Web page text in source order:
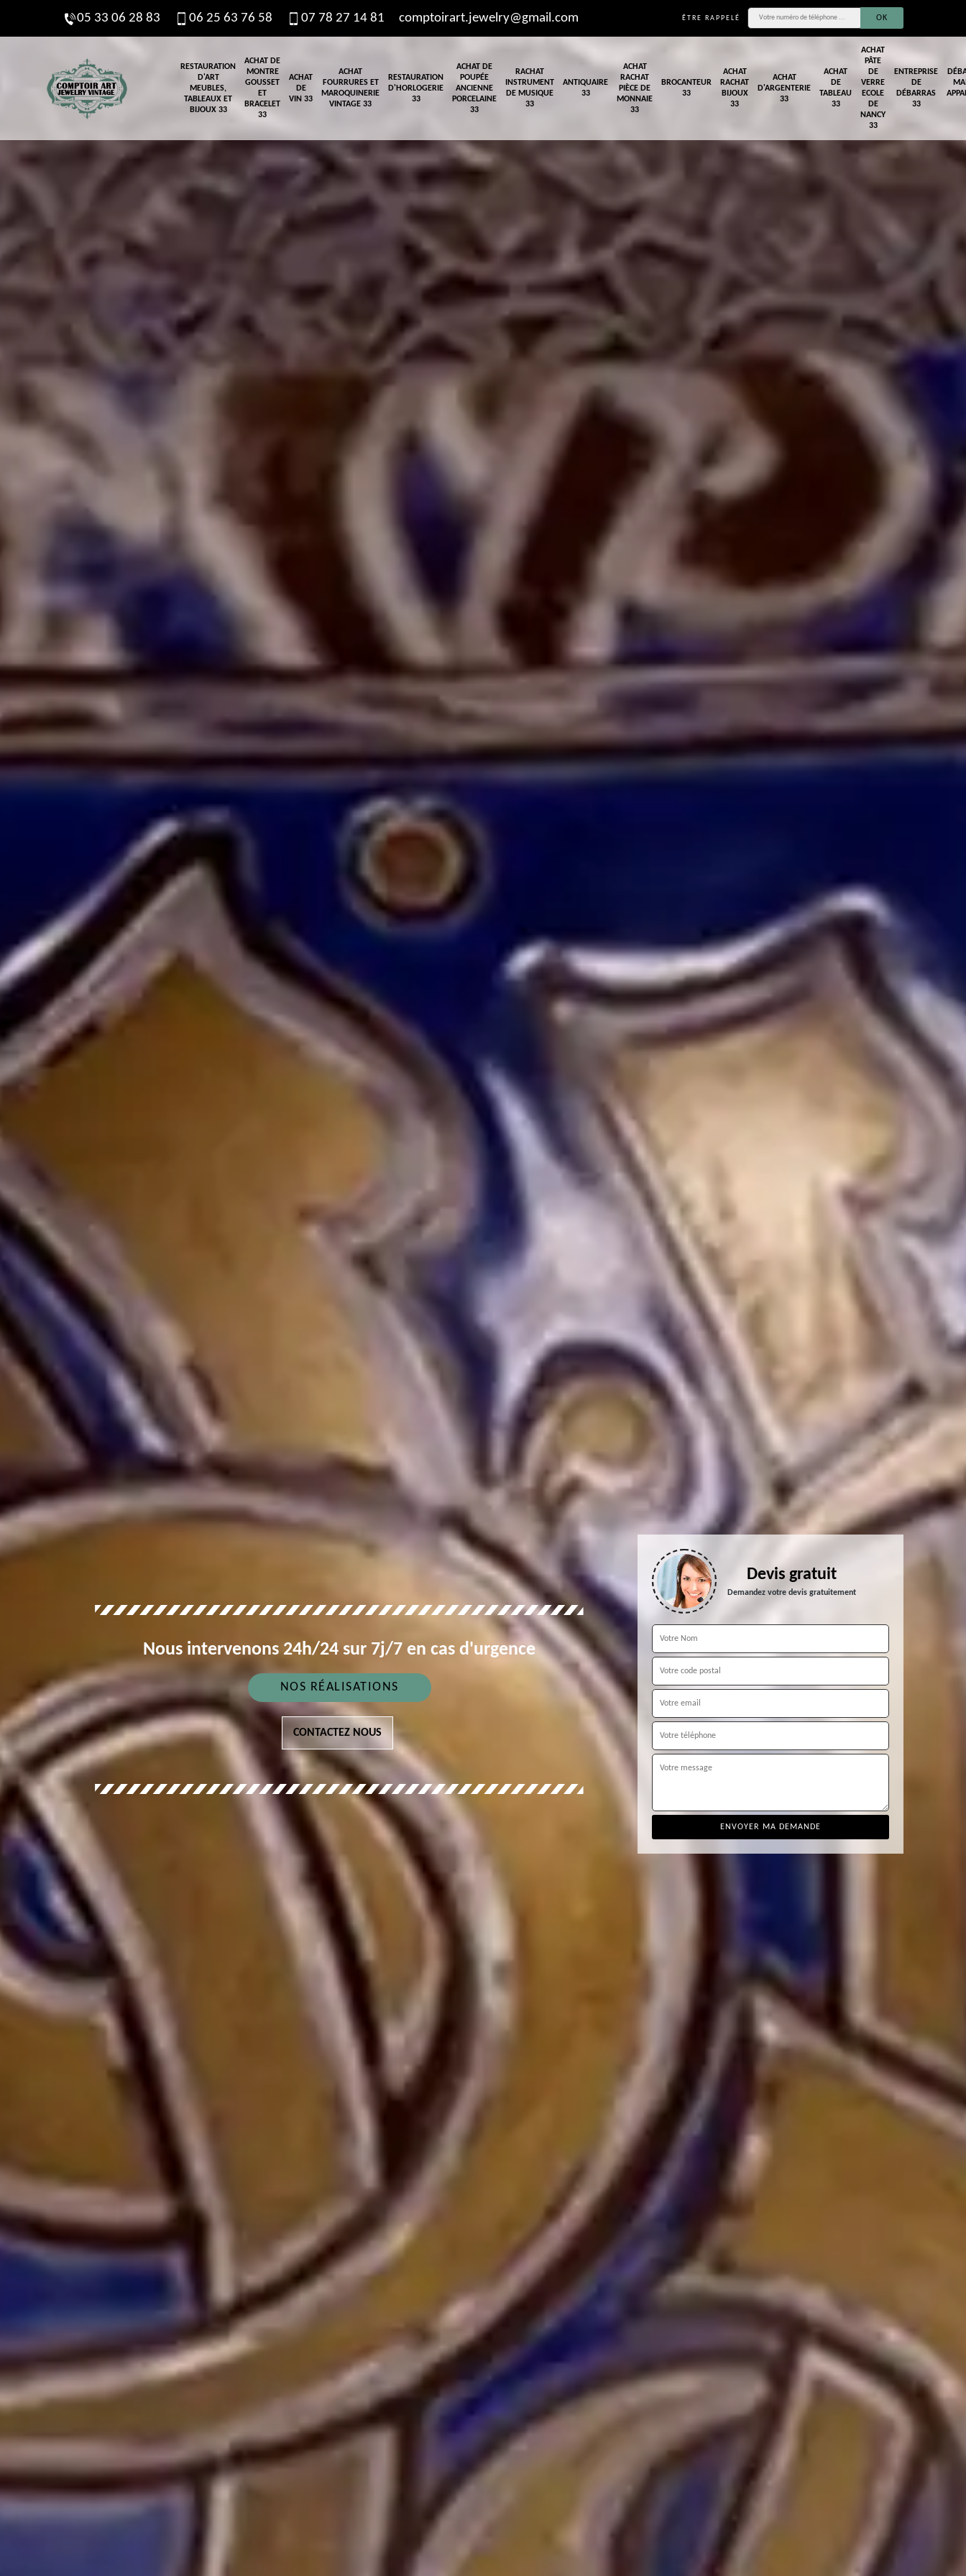
05 33 06 28 83 06 25 63 76 58 07 78 27 14 81 comptoirart.jewelry@gmail.com ÊTRE RAPPELÉ
RESTAURATION
D'ART
MEUBLES,
TABLEAUX ET
BIJOUX 33
ACHAT DE
MONTRE
GOUSSET
ET
BRACELET
33
ACHAT
DE
VIN 33
ACHAT
FOURRURES ET
MAROQUINERIE
VINTAGE 33
RESTAURATION
D'HORLOGERIE
33
ACHAT DE
POUPÉE
ANCIENNE
PORCELAINE
33
RACHAT
INSTRUMENT
DE MUSIQUE
33
ANTIQUAIRE
33
ACHAT
RACHAT
PIÈCE DE
MONNAIE
33
BROCANTEUR
33
ACHAT
RACHAT
BIJOUX
33
ACHAT
D'ARGENTERIE
33
ACHAT
DE
TABLEAU
33
ACHAT
PÂTE
DE
VERRE
ECOLE
DE
NANCY
33
ENTREPRISE
DE
DÉBARRAS
33
Nous intervenons 24h/24 sur 7j/7 en cas d'urgence
NOS RÉALISATIONS
CONTACTEZ NOUS
Devis gratuit
Demandez votre devis gratuitement